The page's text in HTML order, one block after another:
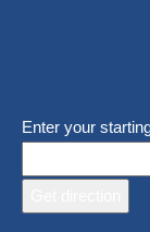
Enter your